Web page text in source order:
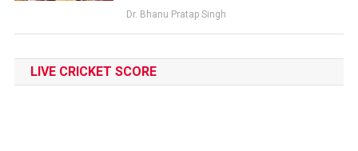
Dr. Bhanu Pratap Singh
LIVE CRICKET SCORE